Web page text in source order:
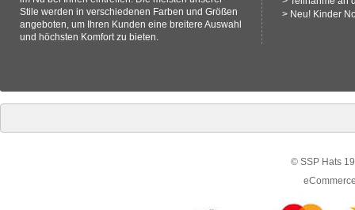
Stile werden in verschiedenen Farben und Größen
angeboten, um Ihren Kunden eine breitere Auswahl
und höchsten Komfort zu bieten.
> Neu! Kinder
© SSP Hats